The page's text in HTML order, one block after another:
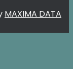
MAXIMA DATA